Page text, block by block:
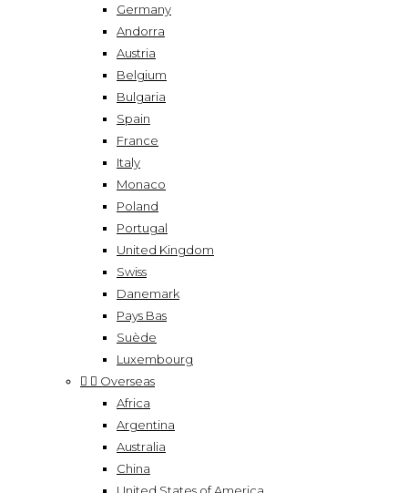
Germany
Andorra
Austria
Belgium
Bulgaria
Spain
France
Italy
Monaco
Poland
Portugal
United Kingdom
Swiss
Danemark
Pays Bas
Suède
Luxembourg
  Overseas
Africa
Argentina
Australia
China